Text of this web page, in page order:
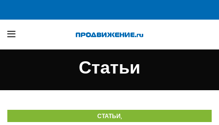
Статьи
СТАТЬИ,